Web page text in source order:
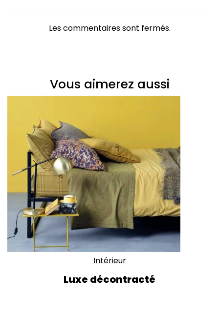
Les commentaires sont fermés.
Vous aimerez aussi
Intérieur
Luxe décontracté